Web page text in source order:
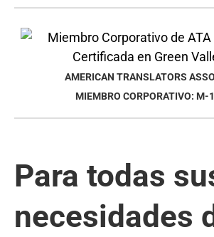
AMERICAN TRANSLATORS
MIEMBRO CORPORATIVO: M-
Para todas
necesidades